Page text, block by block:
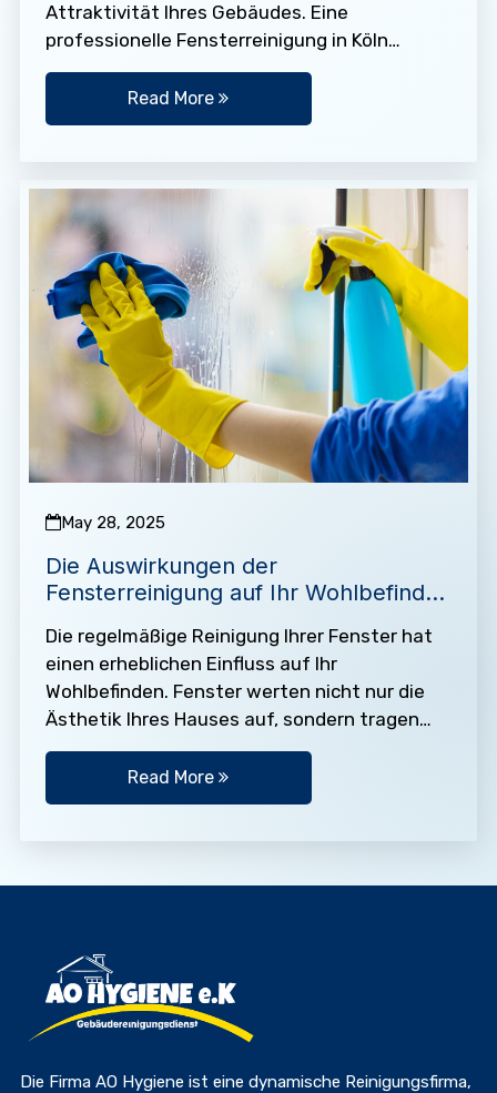
Attraktivität Ihres Gebäudes. Eine
professionelle Fensterreinigung in Köln
schützt Ihr Eigentum und spart Ihnen auf
lange Sicht sogar Geld.…
Read More
May 28, 2025
Die Auswirkungen der
Fensterreinigung auf Ihr Wohlbefinden
Die regelmäßige Reinigung Ihrer Fenster hat
einen erheblichen Einfluss auf Ihr
Wohlbefinden. Fenster werten nicht nur die
Ästhetik Ihres Hauses auf, sondern tragen
auch zu einer gesunden Umgebung in
Innenräumen…Read More
Die Firma AO Hygiene ist eine dynamische Reinigungsfirma,